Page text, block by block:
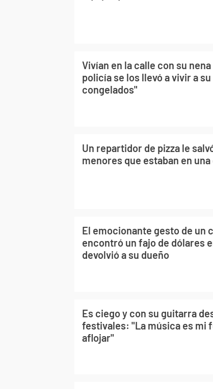
Vivían en la calle con su nena
policía se los llevó a vivir a
congelados"
Un repartidor de pizza le
menores que estaban en
El emocionante gesto de un
encontró un fajo de dólares
devolvió a su dueño
Es ciego y con su guitarra
festivales: "La música es mi
aflojar"